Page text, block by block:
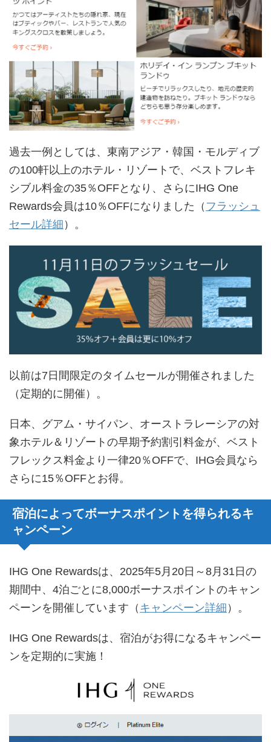
過去一例としては、東南アジア・韓国・モルディブ
の100軒以上のホテル・リゾートで、ベストフレキ
シブル料金の35％OFFとなり、さらにIHG One
Rewards会員は10％OFFになりました（ フラッシュ
セール詳細 ）。
以前は7日間限定のタイムセールが開催されました
（定期的に開催）。
日本、グアム・サイパン、オーストラレーシアの対
象ホテル＆リゾートの早期予約割引料金が、ベスト
フレックス料金より一律20％OFFで、IHG会員なら
さらに15％OFFとお得。
宿泊によってボーナスポイントを得られるキ
ャンペーン
IHG One Rewardsは、2025年5月20日～8月31日の
期間中、4泊ごとに8,000ボーナスポイントのキャン
ペーンを開催しています（ キャンペーン詳細 ）。
IHG One Rewardsは、宿泊がお得になるキャンペー
ンを定期的に実施！